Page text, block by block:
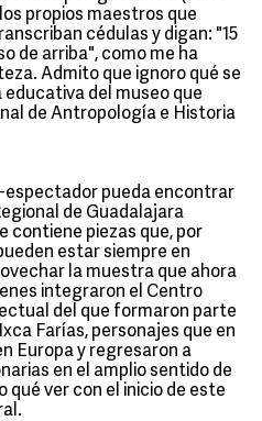
propios maestros que
cédulas y digan: "15
de arriba", como me ha
Admito que ignoro qué se
del museo que
de Antropología e Historia
espectador pueda encontrar
de Guadalajara
contiene piezas que, por
estar siempre en
la muestra que ahora
integraron el Centro
del que formaron parte
Farías, personajes que en
Europa y regresaron a
en el amplio sentido de
qué ver con el inicio de este